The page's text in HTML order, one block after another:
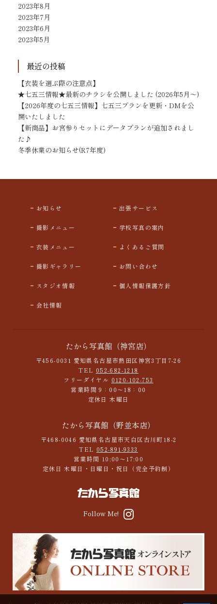
2023年8月
2023年7月
2023年6月
2023年5月
最近の投稿
【衣装を選ぶ際の注意点】
★七五三情報★最新のチラシを公開しました (2026年5月～)
【2026年度の七五三情報】七五三プランを更新・DMを公
開いたしました
【新商品】お宮参りセットにデータプランが追加されまし
た♪
冬季休業のお知らせ(R7年度)
Follow Me!
たから写真館（神宮店）
〒456-0031 愛知県名古屋市熱田区神宮3丁目7-26
TEL 052-682-1218
フリーダイヤル 0120-102-753
営業時間 9：00～18：00
定休日 木曜日
たから写真館（野並本店）
〒468-0046 愛知県名古屋市天白区古川町18-2
TEL 052-891-9333
営業時間 10:00～17:00
定休日 木曜日・日曜日・祝日（完全予約制）
お知らせ 出張サービス
撮影メニュー 学校写真の案内
衣装メニュー よくあるご質問
撮影ギャラリー お問い合わせ
スタジオ情報 個人情報保護方針
会社情報